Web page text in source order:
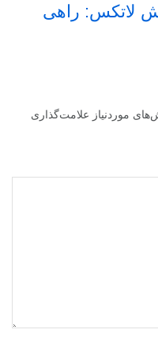
لاتکس: راهی
موردنیاز علامت‌گذاری